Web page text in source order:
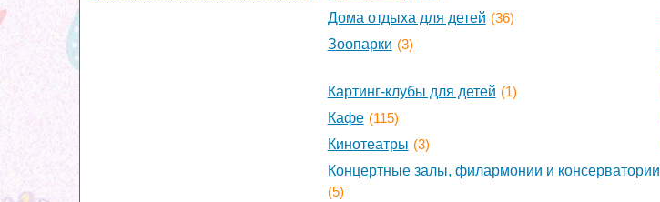
Дома отдыха для детей (36)
Зоопарки (3)
Картинг-клубы для детей (1)
Кафе (115)
Кинотеатры (3)
Концертные залы, филармонии и консерватории
(5)